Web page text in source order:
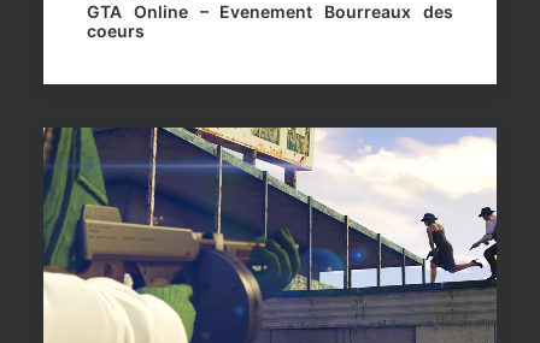
GTA Online – Evenement Bourreaux des
coeurs